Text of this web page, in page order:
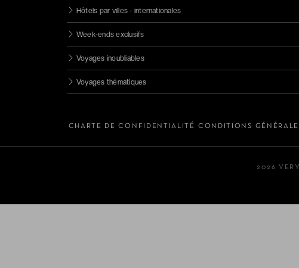
5 étoiles
Châteaux
Hôtels par villes - internationales
Week-ends exclusifs
Voyages inoubliables
Voyages thématiques
CHARTE DE CONFIDENTIALITÉ CONDITIONS
2026